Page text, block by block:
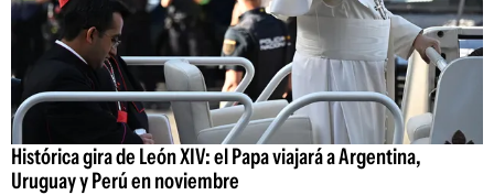
Histórica gira de León XIV: el Papa viajará a Argentina,
Uruguay y Perú en noviembre